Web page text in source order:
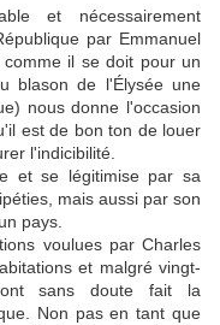
et nécessairement
par Emmanuel
comme il se doit pour un
blason de l'Élysée une
nous donne l'occasion
est de bon ton de louer
l'indicibilité.
et se légitimise par sa
mais aussi par son
pays.
voulues par Charles
et malgré vingt-
ont sans doute fait la
Non pas en tant que